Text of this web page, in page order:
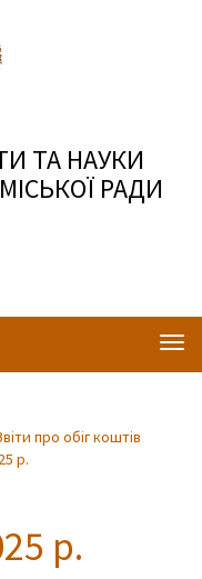
ТА НАУКИ
РАДИ
про обіг коштів
р.
р.